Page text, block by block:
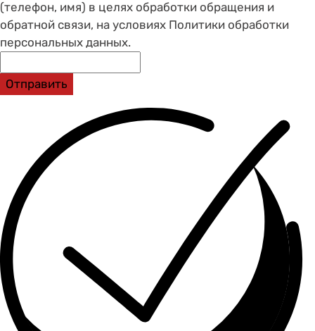
(телефон, имя) в целях обработки обращения и
обратной связи, на условиях Политики обработки
персональных данных.
Отправить